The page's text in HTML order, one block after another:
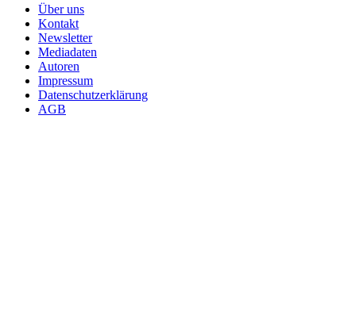
Über uns
Kontakt
Newsletter
Mediadaten
Autoren
Impressum
Datenschutzerklärung
AGB